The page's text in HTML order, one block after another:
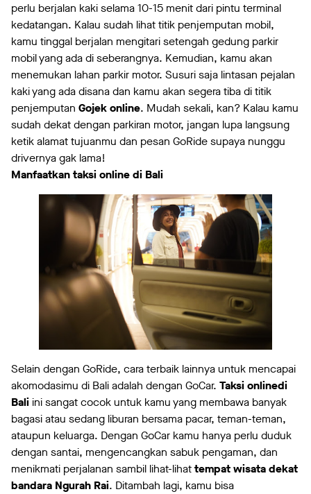
perlu berjalan kaki selama 10-15 menit dari pintu terminal
kedatangan. Kalau sudah lihat titik penjemputan mobil,
kamu tinggal berjalan mengitari setengah gedung parkir
mobil yang ada di seberangnya. Kemudian, kamu akan
menemukan lahan parkir motor. Susuri saja lintasan pejalan
kaki yang ada disana dan kamu akan segera tiba di titik
penjemputan Gojek online. Mudah sekali, kan? Kalau kamu
sudah dekat dengan parkiran motor, jangan lupa langsung
ketik alamat tujuanmu dan pesan GoRide supaya nunggu
drivernya gak lama!
Manfaatkan taksi online di Bali
Selain dengan GoRide, cara terbaik lainnya untuk mencapai
akomodasimu di Bali adalah dengan GoCar. Taksi onlinedi
Bali ini sangat cocok untuk kamu yang membawa banyak
bagasi atau sedang liburan bersama pacar, teman-teman,
ataupun keluarga. Dengan GoCar kamu hanya perlu duduk
dengan santai, mengencangkan sabuk pengaman, dan
menikmati perjalanan sambil lihat-lihattempat wisata dekat
bandara Ngurah Rai. Ditambah lagi, kamu bisa